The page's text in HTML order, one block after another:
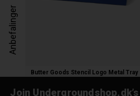
Anbefalinger
Butter Goods Stencil Logo Metal Tray
Join